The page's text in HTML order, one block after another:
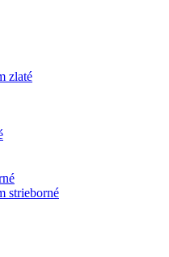
zlaté
strieborné